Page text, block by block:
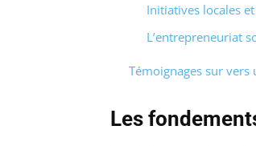
Initiatives locales
L’entrepreneuriat
Témoignages sur
Les